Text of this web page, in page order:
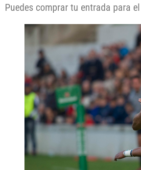
Puedes comprar tu entrada para